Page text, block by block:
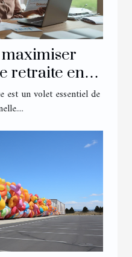
retraite en
un volet essentiel de